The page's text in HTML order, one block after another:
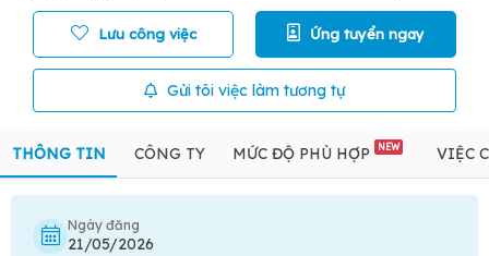
Lưu công việc Ứng tuyển ngay
Gửi tôi việc làm tương tự
THÔNG TIN CÔNG TY MỨC ĐỘ PHÙ HỢP NEW VIỆC
Ngày đăng
21/05/2026